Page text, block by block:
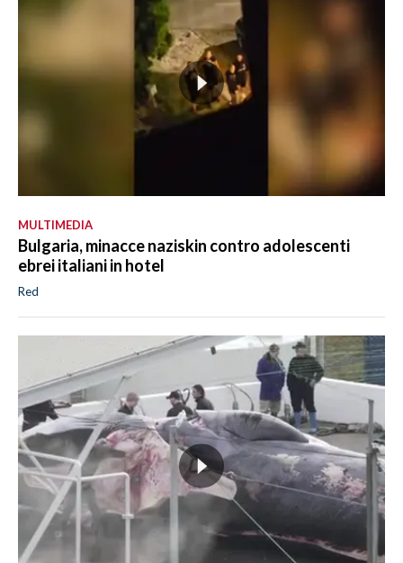
MULTIMEDIA
Bulgaria, minacce naziskin contro adolescenti
ebrei italiani in hotel
Red